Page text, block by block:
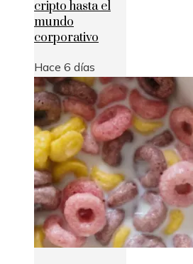
cripto hasta el
mundo
corporativo
Hace 6 días